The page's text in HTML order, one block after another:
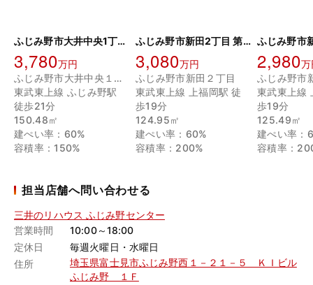
ふじみ野市大井中央1丁目 土地 B区画
3,780万円
ふじみ野市大井中央１丁目
東武東上線 ふじみ野駅
徒歩21分
150.48㎡
建ぺい率：60%
容積率：150%
ふじみ野市新田2丁目 第5 5区画 土地
3,080万円
ふじみ野市新田２丁目
東武東上線 上福岡駅 徒
歩19分
124.95㎡
建ぺい率：60%
容積率：200%
2,980万
ふじみ野市
東武東上線
歩19分
125.49㎡
建ぺい率：
容積率：
担当店舗へ問い合わせる
三井のリハウス ふじみ野センター
営業時間
10:00～18:00
定休日
毎週火曜日・水曜日
住所
埼玉県富士見市ふじみ野西１－２１－５ ＫＩビル
ふじみ野 １Ｆ